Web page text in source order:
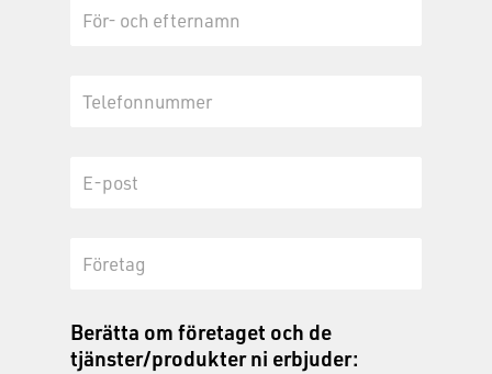
Berätta om företaget och de
tjänster/produkter ni erbjuder: